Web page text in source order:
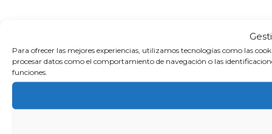
Para ofrecer las mejores experiencias, utilizamos tecnologías como las
procesar datos como el comportamiento de navegación o las
funciones.